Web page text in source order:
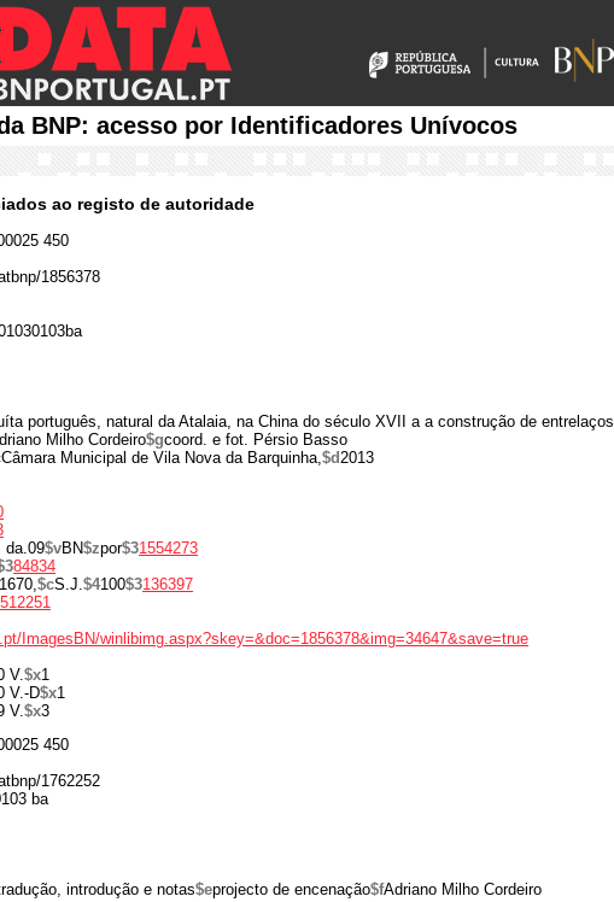
BNP: acesso por Identificadores Unívocos
ao registo de autoridade
450
1856378
português, natural da Atalaia, na China do século XVII a a construção de entrelaços
Milho Cordeiro$gcoord. e fot. Pérsio Basso
Câmara Municipal de Vila Nova da Barquinha,$d2013
da.09$vBN$zpor$31554273
84834
$cS.J.$4100$3136397
ImagesBN/winlibimg.aspx?skey=&doc=1856378&img=34647&save=true
V.$x1
V.-D$x1
V.$x3
450
1762252
ba
introdução e notas$eprojecto de encenação$fAdriano Milho Cordeiro